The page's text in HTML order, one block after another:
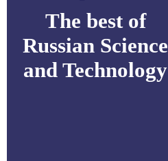
The best of
Russian Science
and Technology